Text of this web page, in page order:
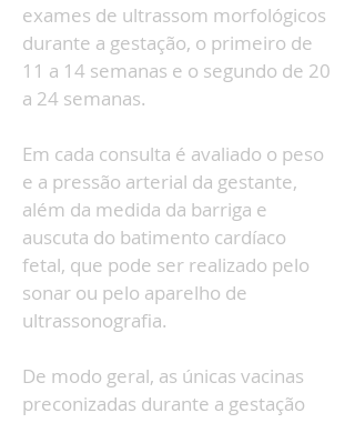
exames de ultrassom morfológicos
durante a gestação, o primeiro de
11 a 14 semanas e o segundo de 20
a 24 semanas.
Em cada consulta é avaliado o peso
e a pressão arterial da gestante,
além da medida da barriga e
auscuta do batimento cardíaco
fetal, que pode ser realizado pelo
sonar ou pelo aparelho de
ultrassonografia.
De modo geral, as únicas vacinas
preconizadas durante a gestação